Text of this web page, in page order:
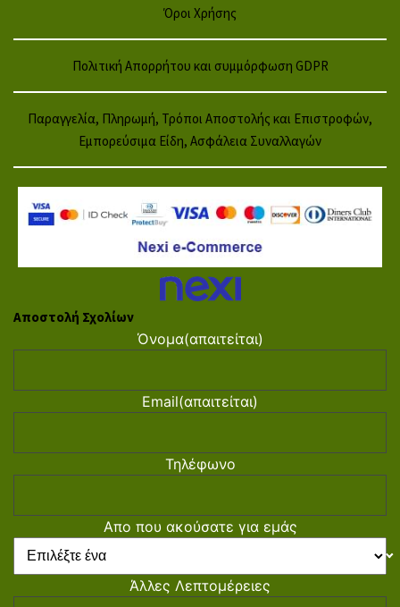
Όροι Χρήσης
Πολιτική Απορρήτου και συμμόρφωση GDPR
Παραγγελία, Πληρωμή, Τρόποι Αποστολής και Επιστροφών,
Εμπορεύσιμα Είδη, Ασφάλεια Συναλλαγών
Αποστολή Σχολίων
Όνομα(απαιτείται)
Email(απαιτείται)
Τηλέφωνο
Απο που ακούσατε για εμάς
Άλλες Λεπτομέρειες